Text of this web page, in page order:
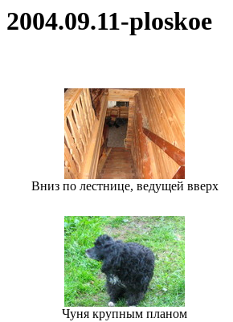
2004.09.11-ploskoe
Вниз по лестнице, ведущей вверх
Чуня крупным планом